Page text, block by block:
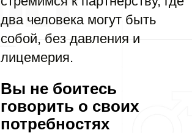
два человека могут быть
собой, без давления и
лицемерия.
Вы не боитесь
говорить о своих
потребностях